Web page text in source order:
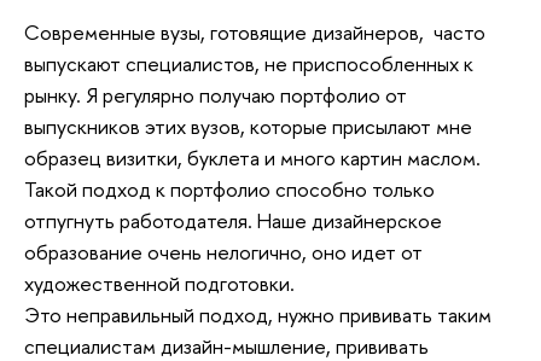
Современные вузы, готовящие дизайнеров, часто
выпускают специалистов, не приспособленных к
рынку. Я регулярно получаю портфолио от
выпускников этих вузов, которые присылают мне
образец визитки, буклета и много картин маслом.
Такой подход к портфолио способно только
отпугнуть работодателя. Наше дизайнерское
образование очень нелогично, оно идет от
художественной подготовки.
Это неправильный подход, нужно прививать таким
специалистам дизайн-мышление, прививать